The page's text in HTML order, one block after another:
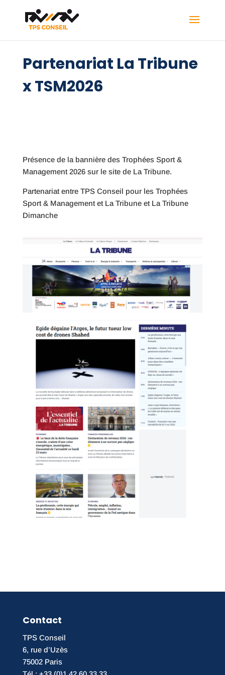
Partenariat La Tribune
x TSM2026
Présence de la bannière des Trophées Sport &
Management 2026 sur le site de La Tribune.
Partenariat entre TPS Conseil pour les Trophées
Sport & Management et La Tribune et La Tribune
Dimanche
Contact
TPS Conseil
6, rue d’Uzès
75002 Paris